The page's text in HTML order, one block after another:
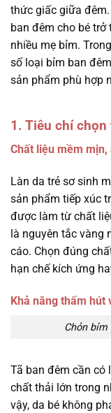
thức giấc giữa
ban đêm cho bé
nhiều mẹ bỉm.
số loại bỉm ban
sản phẩm phù hợp
1. Tiêu chí
Chất liệu mềm mịn,
Làn da trẻ sơ sinh
sản phẩm tiếp xúc
được làm từ chất
là nguyên tắc vàng
cáo. Chọn đúng
hạn chế kích ứng
Khả năng thấm hút
Chỏn
Tã ban đêm cần
chất thải lớn trong
vậy, da bé không